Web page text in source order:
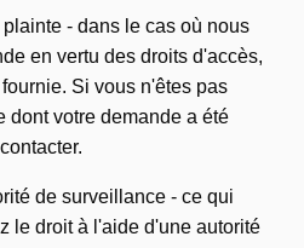
- dans le cas où nous
en vertu des droits d'accès,
Si vous n'êtes pas
dont votre demande a été
de surveillance - ce qui
le droit à l'aide d'une autorité